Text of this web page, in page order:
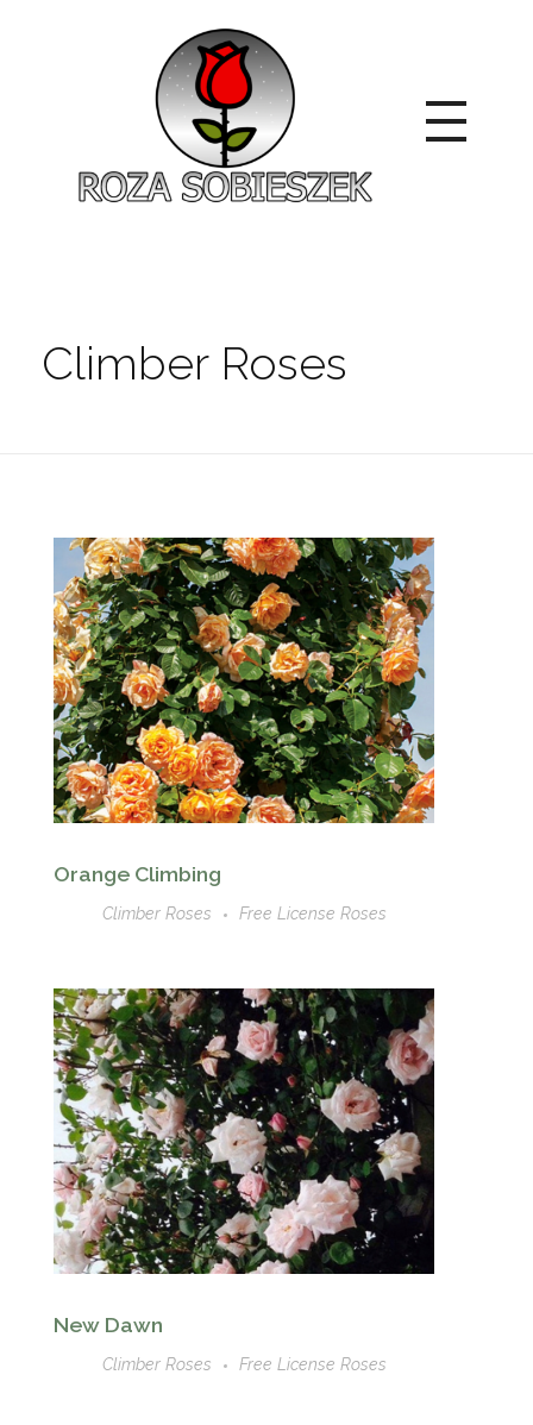
Climber Roses
Orange Climbing
Climber Roses Free License Roses
New Dawn
Climber Roses Free License Roses